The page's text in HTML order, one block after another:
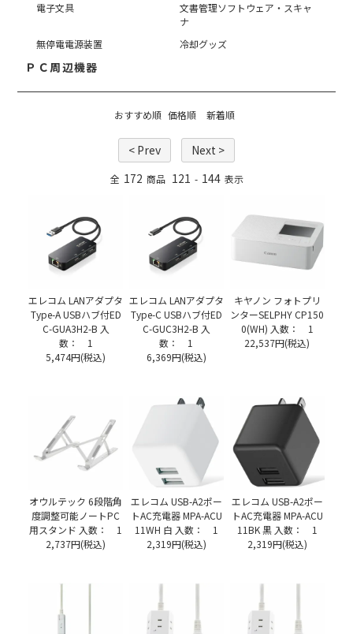
電子文具
文書管理ソフトウェア・スキャ
ナ
無停電電源装置
冷却グッズ
ＰＣ周辺機器
おすすめ順 価格順 新着順
< Prev Next >
全 172 商品 121 - 144 表示
エレコム LANアダプタ
Type-A USBハブ付ED
C-GUA3H2-B 入
数： 1
5,474円(税込)
エレコム LANアダプタ
Type-C USBハブ付ED
C-GUC3H2-B 入
数： 1
6,369円(税込)
キヤノン フォトプリ
ンターSELPHY CP150
0(WH) 入数： 1
22,537円(税込)
オウルテック 6段階角
度調整可能ノートPC
用スタンド 入数： 1
2,737円(税込)
エレコム USB-A2ポー
トAC充電器 MPA-ACU
11WH 白 入数： 1
2,319円(税込)
エレコム USB-A2ポー
トAC充電器 MPA-ACU
11BK 黒 入数： 1
2,319円(税込)